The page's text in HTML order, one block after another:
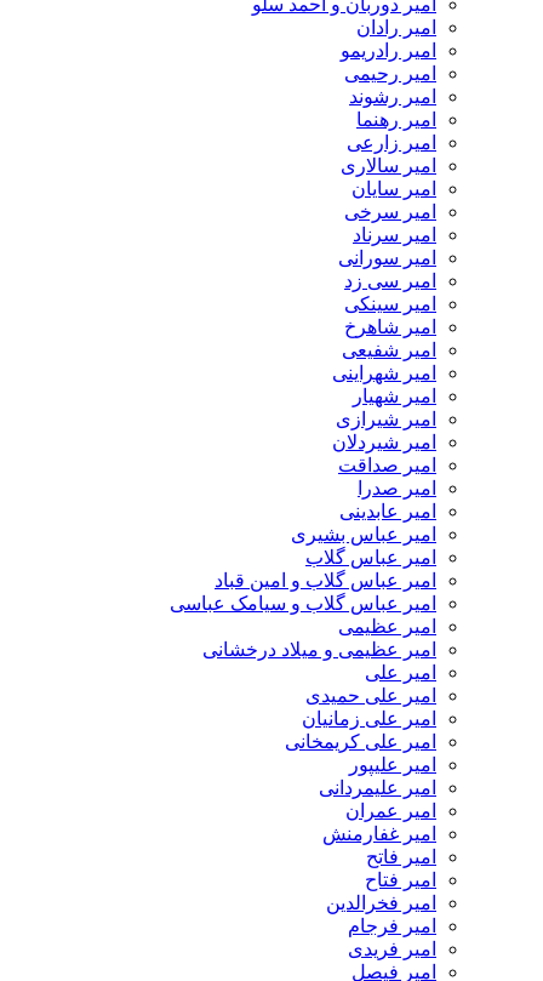
امیر دوربان و احمد سلو
امیر رادان
امیر رادریمو
امیر رحیمی
امیر رشوند
امیر رهنما
امیر زارعی
امیر سالاری
امیر سایان
امیر سرخی
امیر سرناد
امیر سورانی
امیر سی زد
امیر سینکی
امیر شاهرخ
امیر شفیعی
امیر شهراینی
امیر شهیار
امیر شیرازی
امیر شیردلان
امیر صداقت
امیر صدرا
امیر عابدینی
امیر عباس بشیری
امیر عباس گلاب
امیر عباس گلاب و امین قباد
امیر عباس گلاب و سیامک عباسی
امیر عظیمی
امیر عظیمی و میلاد درخشانی
امیر علی
امیر علی حمیدی
امیر علی زمانیان
امیر علی کریمخانی
امیر علیپور
امیر علیمردانی
امیر عمران
امیر غفارمنش
امیر فاتح
امیر فتاح
امیر فخرالدین
امیر فرجام
امیر فریدی
امیر فیصل